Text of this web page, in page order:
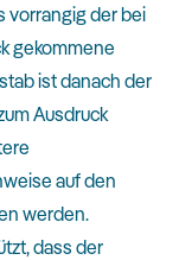
vorrangig der bei
gekommene
ist danach der
Ausdruck
auf den
werden.
dass der